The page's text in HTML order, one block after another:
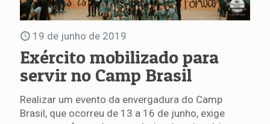
19 de junho de 2019
Exército mobilizado para
servir no Camp Brasil
Realizar um evento da envergadura do Camp
Brasil, que ocorreu de 13 a 16 de junho, exige